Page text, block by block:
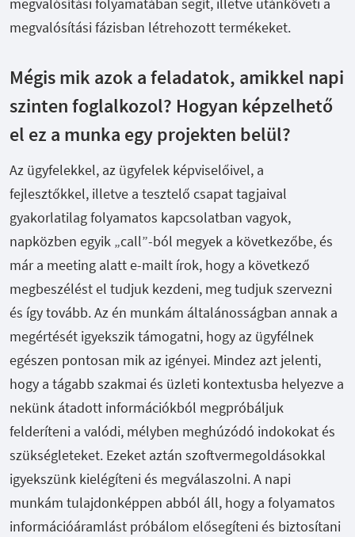
megvalósítási folyamatában segít, illetve utánköveti a
megvalósítási fázisban létrehozott termékeket.
Mégis mik azok a feladatok, amikkel napi
szinten foglalkozol? Hogyan képzelhető
el ez a munka egy projekten belül?
Az ügyfelekkel, az ügyfelek képviselőivel, a
fejlesztőkkel, illetve a tesztelő csapat tagjaival
gyakorlatilag folyamatos kapcsolatban vagyok,
napközben egyik „call”-ból megyek a következőbe, és
már a meeting alatt e-mailt írok, hogy a következő
megbeszélést el tudjuk kezdeni, meg tudjuk szervezni
és így tovább. Az én munkám általánosságban annak a
megértését igyekszik támogatni, hogy az ügyfélnek
egészen pontosan mik az igényei. Mindez azt jelenti,
hogy a tágabb szakmai és üzleti kontextusba helyezve a
nekünk átadott információkból megpróbáljuk
felderíteni a valódi, mélyben meghúzódó indokokat és
szükségleteket. Ezeket aztán szoftvermegoldásokkal
igyekszünk kielégíteni és megválaszolni. A napi
munkám tulajdonképpen abból áll, hogy a folyamatos
információáramlást próbálom elősegíteni és biztosítani